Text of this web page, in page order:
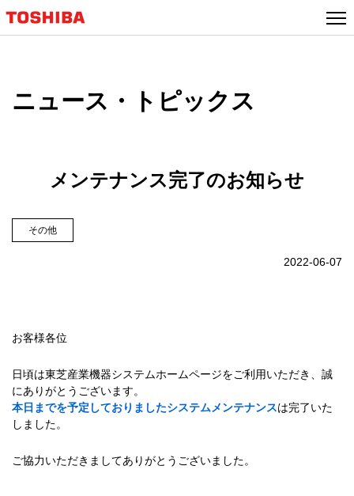
ニュース・トピックス
メンテナンス完了のお知らせ
その他
2022-06-07
お客様各位
日頃は東芝産業機器システムホームページをご利用いただき、誠
にありがとうございます。
本日までを予定しておりましたシステムメンテナンスは完了いた
しました。
ご協力いただきましてありがとうございました。